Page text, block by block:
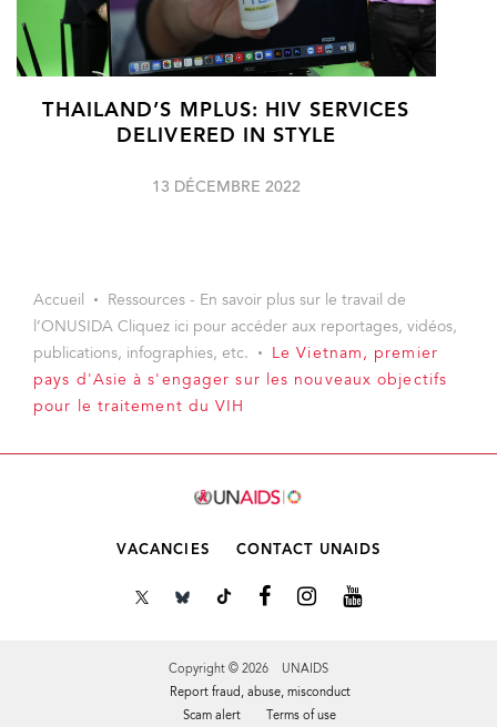
THAILAND’S MPLUS: HIV SERVICES
DELIVERED IN STYLE
13 DÉCEMBRE 2022
Accueil
Ressources - En savoir plus sur le travail de
l’ONUSIDA Cliquez ici pour accéder aux reportages, vidéos,
publications, infographies, etc.
Le Vietnam, premier
pays d'Asie à s'engager sur les nouveaux objectifs
pour le traitement du VIH
VACANCIES CONTACT UNAIDS
Copyright © 2026 UNAIDS
Report fraud, abuse, misconduct
Scam alert
Terms of use